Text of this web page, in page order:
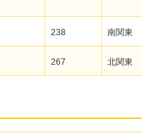
238 南関東
267 北関東